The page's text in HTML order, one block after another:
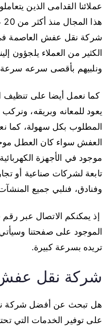
عملائنا القدامى الذين
شركة نقل عفش العاصمة
الكثير من العملاء يلجؤون
ونلبيهم بأقصى سرعه
كما نعمل أيضا على تنظيف
يعود للمعانه وبريقه،
المطلوب بكل سهولة، كما
العفش سواء كان العطل
موجود في الأجهزة
تابعة لشركات صناعية أو
وفنادق، فنلبي جميع
إذ يمكنكم الاتصال عبر
الموجود على صفحتنا وسيأتي
تريده بسرعة كبيرة.
شركة نقل
هل تبحث عن أفضل شركة
على توفير الخدمات التي